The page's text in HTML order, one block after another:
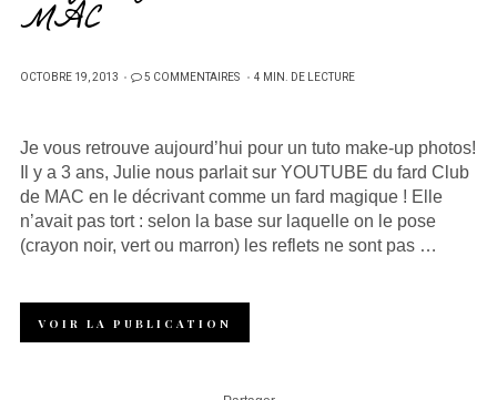
MAC
PUBLIÉ
OCTOBRE 19, 2013 5 COMMENTAIRES 4 MIN. DE LECTURE
Je vous retrouve aujourd’hui pour un tuto make-up photos!
Il y a 3 ans, Julie nous parlait sur YOUTUBE du fard Club
de MAC en le décrivant comme un fard magique ! Elle
n’avait pas tort : selon la base sur laquelle on le pose
(crayon noir, vert ou marron) les reflets ne sont pas …
VOIR LA PUBLICATION